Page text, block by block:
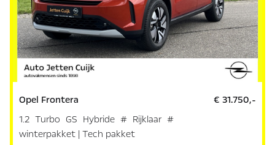
Opel Frontera
1.2 Turbo GS Hybride # Rijklaar #
winterpakket | Tech pakket
€ 31.750,-